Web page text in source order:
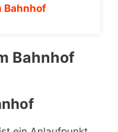
Bahnhof
Bahnhof